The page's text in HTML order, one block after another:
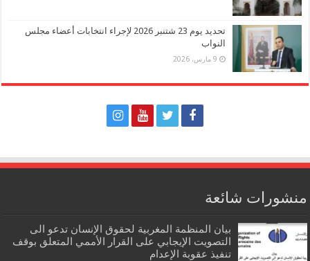
تحديد يوم 23 شتنبر 2026 لإجراء انتخابات أعضاء مجلس
النواب
9 مارس، 2026
منشورات شائعة
بيان المنظمة المغربية لحقوق الإنسان تدعو الى
التصويت الإيجابي على القرار الأممي المتعلق بوقف
تنفيذ عقوبة الإعدام